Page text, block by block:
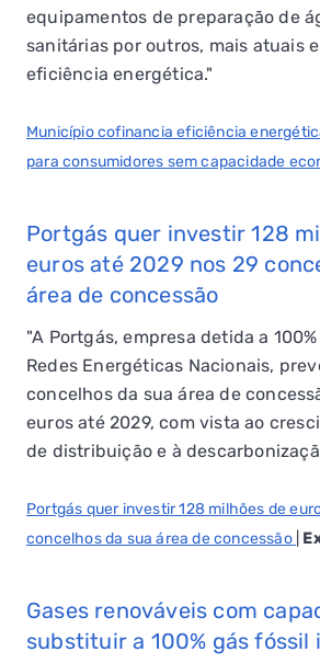
equipamentos de preparação de
sanitárias por outros, mais atuais
eficiência energética."
Município cofinancia eficiência
para consumidores sem capacidade
Portgás quer investir 128
euros até 2029 nos 29
área de concessão
"A Portgás, empresa detida a 100%
Redes Energéticas Nacionais,
concelhos da sua área de
euros até 2029, com vista ao
de distribuição e à
Portgás quer investir 128 milhões de
concelhos da sua área de concessão
Gases renováveis com
substituir a 100% gás fóssil